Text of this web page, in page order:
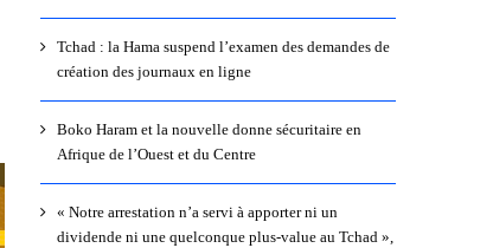
Tchad : la Hama suspend l’examen des demandes de
création des journaux en ligne
Boko Haram et la nouvelle donne sécuritaire en
Afrique de l’Ouest et du Centre
« Notre arrestation n’a servi à apporter ni un
dividende ni une quelconque plus-value au Tchad »,